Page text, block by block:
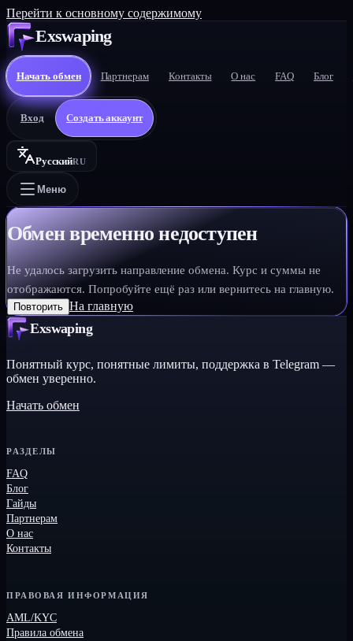
Перейти к основному содержимому
Exswaping
Начать обмен Партнерам Контакты О нас FAQ Блог
Вход Создать аккаунт
РусскийRU
Меню
Обмен временно недоступен
Не удалось загрузить направление обмена. Курс и суммы не
отображаются. Попробуйте ещё раз или вернитесь на главную.
Повторить На главную
Exswaping
Понятный курс, понятные лимиты, поддержка в Telegram —
обмен уверенно.
Начать обмен
РАЗДЕЛЫ
FAQ
Блог
Гайды
Партнерам
О нас
Контакты
ПРАВОВАЯ ИНФОРМАЦИЯ
AML/KYC
Правила обмена